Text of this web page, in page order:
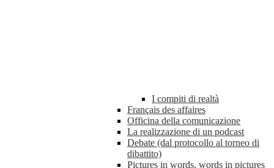
I compiti di realtà
Français des affaires
Officina della comunicazione
La realizzazione di un podcast
Debate (dal protocollo al torneo di
dibattito)
Pictures in words, words in pictures